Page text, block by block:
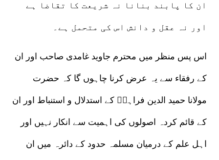
ان کا پابند بنانا نہ شریعت کا تقاضا ہے
اور نہ عقل و دانش اس کی متحمل ہے۔
اس پس منظر میں محترم جاوید غامدی صاحب اور ان
کے رفقاء سے یہ عرض کرنا چاہوں گا کہ حضرت
مولانا حمید الدین فراہیؒ کے استدلال و استنباط اور ان
کے قائم کردہ اصولوں کی اہمیت سے انکار نہیں اور
اہل علم کے درمیان مسلمہ حدود کے دائرہ میں ان